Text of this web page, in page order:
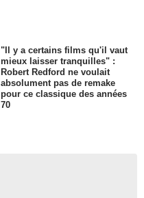
"Il y a certains films qu'il vaut
mieux laisser tranquilles" :
Robert Redford ne voulait
absolument pas de remake
pour ce classique des années
70